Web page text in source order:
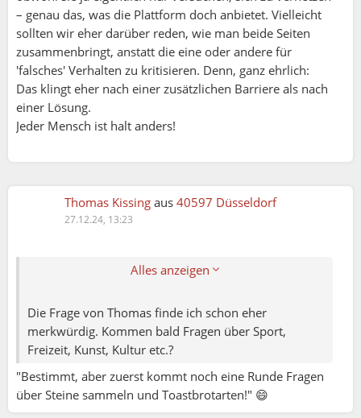
– genau das, was die Plattform doch anbietet. Vielleicht
sollten wir eher darüber reden, wie man beide Seiten
zusammenbringt, anstatt die eine oder andere für
'falsches' Verhalten zu kritisieren. Denn, ganz ehrlich:
Das klingt eher nach einer zusätzlichen Barriere als nach
einer Lösung.
Jeder Mensch ist halt anders!
Thomas Kissing aus 40597 Düsseldorf
27.12.24, 13:23
Alles anzeigen
Warum nicht ? Wenn jemand kein Interesse hat ,
Die Frage von Thomas finde ich schon eher
merkwürdig. Kommen bald Fragen über Sport,
Freizeit, Kunst, Kultur etc.?
"Bestimmt, aber zuerst kommt noch eine Runde Fragen
über Steine sammeln und Toastbrotarten!" 😄
Plattform leider falsch... und schreiben Frauen - wie
beim Dating - an, haben diese aber live auf
Aktivitäten noch nicht kennengelernt. Die Frauen
reagieren verständlicherweise ablehnend oder
reagieren gar nicht. Die Männer sind widerum
frustriert und wundern sich über dieses Verhalten
(selbst wenn sie gar keine Dating Absichten haben).
Partner, aber halt nicht online, sondern offline... und
nicht in Dating Atmosphäre, sondern auf normalen
Weg, nach dem Motto "Nichts muss, aber alles kann",
Da hast du unbewusst auch das richtige zusammen
Meinung das A und O in einer Beziehung.
Daher ist es für den Mann am besten, er sucht nicht
nach der Frau, sondern macht einfach was ihm Spaß
macht... und wenn man(n) sich mehrfach über den
Weg läuft und man quatscht gut zusammen, dann